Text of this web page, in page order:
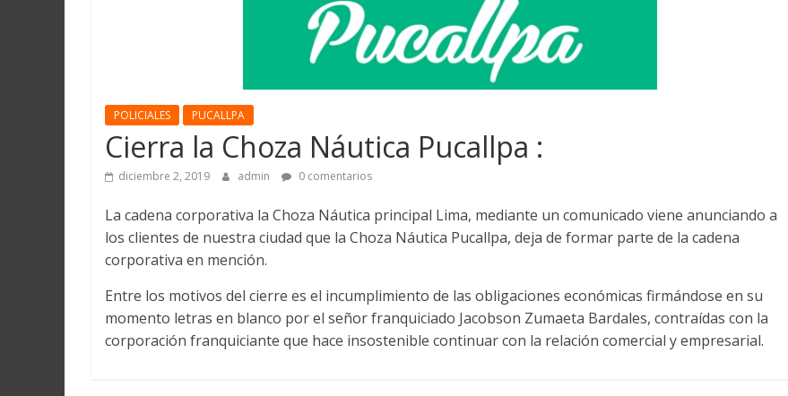
POLICIALES PUCALLPA
Cierra la Choza Náutica Pucallpa :
diciembre 2, 2019 admin 0 comentarios
La cadena corporativa la Choza Náutica principal Lima, mediante un comunicado viene anunciando a
los clientes de nuestra ciudad que la Choza Náutica Pucallpa, deja de formar parte de la cadena
corporativa en mención.
Entre los motivos del cierre es el incumplimiento de las obligaciones económicas firmándose en su
momento letras en blanco por el señor franquiciado Jacobson Zumaeta Bardales, contraídas con la
corporación franquiciante que hace insostenible continuar con la relación comercial y empresarial.